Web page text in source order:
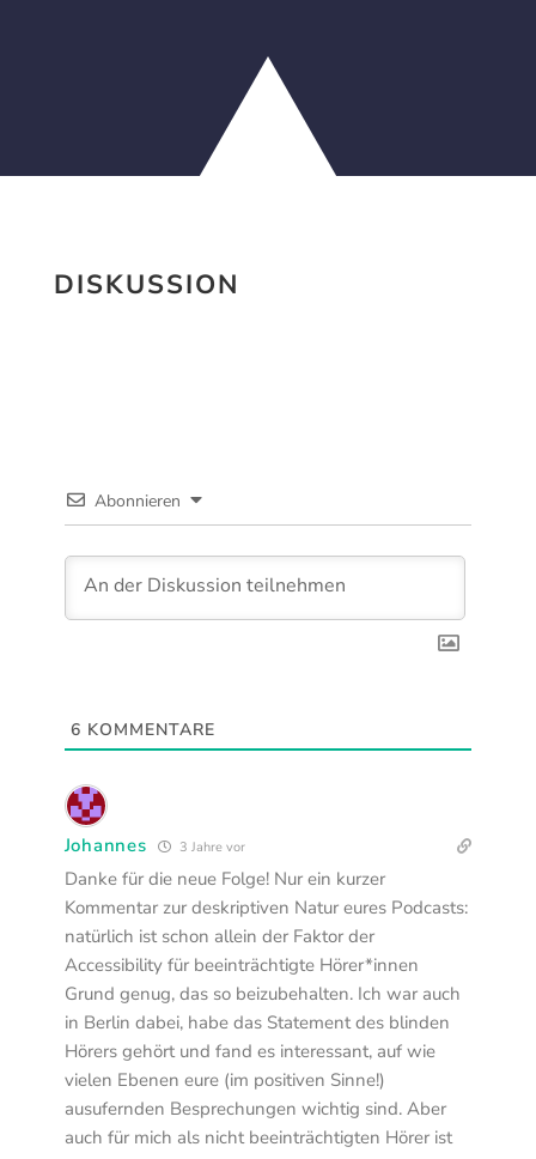
DISKUSSION
Abonnieren
6 KOMMENTARE
Johannes 3 Jahre vor
Danke für die neue Folge! Nur ein kurzer
Kommentar zur deskriptiven Natur eures Podcasts:
natürlich ist schon allein der Faktor der
Accessibility für beeinträchtigte Hörer*innen
Grund genug, das so beizubehalten. Ich war auch
in Berlin dabei, habe das Statement des blinden
Hörers gehört und fand es interessant, auf wie
vielen Ebenen eure (im positiven Sinne!)
ausufernden Besprechungen wichtig sind. Aber
auch für mich als nicht beeinträchtigten Hörer ist